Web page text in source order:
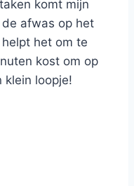
komt mijn
afwas op het
het om te
kost om op
klein loopje!